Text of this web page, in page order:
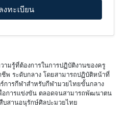
งทะเบียน
มรู้ที่ต้องการในการปฏิบัติงานของครู
พ ระดับกลาง โดยสามารถปฏิบัติหน้าที่
การกีฬาสำหรับกีฬามวยไทยขั้นกลาง
อการแข่งขัน ตลอดจนสามารถพัฒนาตน
สานอนุรักษ์ศิลปะมวยไทย